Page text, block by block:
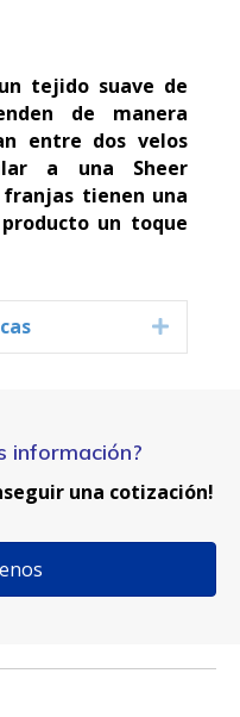
tejido suave de
de manera
entre dos velos
a una Sheer
tienen una
un toque
Expand
información?
una cotización!